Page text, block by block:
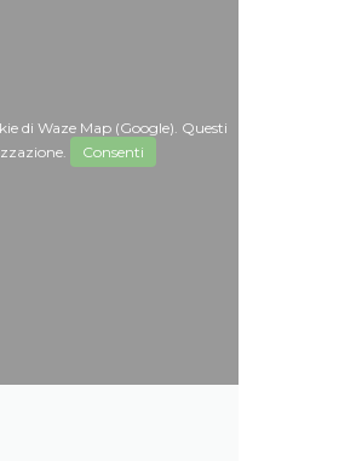
di Waze Map (Google). Questi
Consenti